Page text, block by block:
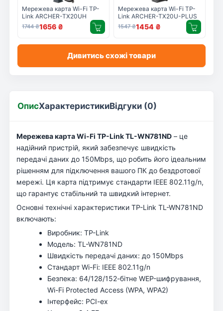
Мережева карта Wi-Fi TP-
Link ARCHER-TX20UH
1744₴1656 ₴
Мережева карта Wi-Fi TP-
Link ARCHER-TX20U-PLUS
1547₴1454 ₴
Дивитись схожі товари
ОписХарактеристикиВідгуки (0)
Мережева карта Wi-Fi TP-Link TL-WN781ND – це
надійний пристрій, який забезпечує швидкість
передачі даних до 150Mbps, що робить його ідеальним
рішенням для підключення вашого ПК до бездротової
мережі. Ця карта підтримує стандарти IEEE 802.11g/n,
що гарантує стабільний та швидкий інтернет.
Основні технічні характеристики TP-Link TL-WN781ND
включають:
Виробник: TP-Link
Модель: TL-WN781ND
Швидкість передачі даних: до 150Mbps
Стандарт Wi-Fi: IEEE 802.11g/n
Безпека: 64/128/152-бітне WEP-шифрування,
Wi-Fi Protected Access (WPA, WPA2)
Інтерфейс: PCI-ex